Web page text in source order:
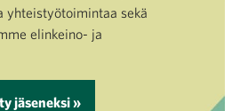
sekä
elinkeino- ja
jäseneksi »